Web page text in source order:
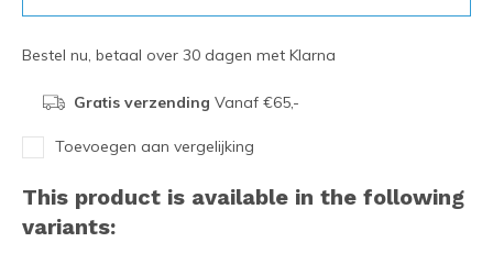
Bestel nu, betaal over 30 dagen met Klarna
Gratis verzending Vanaf €65,-
Toevoegen aan vergelijking
This product is available in the following
variants: